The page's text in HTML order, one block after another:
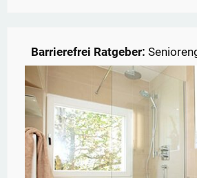
Barrierefrei Ratgeber: